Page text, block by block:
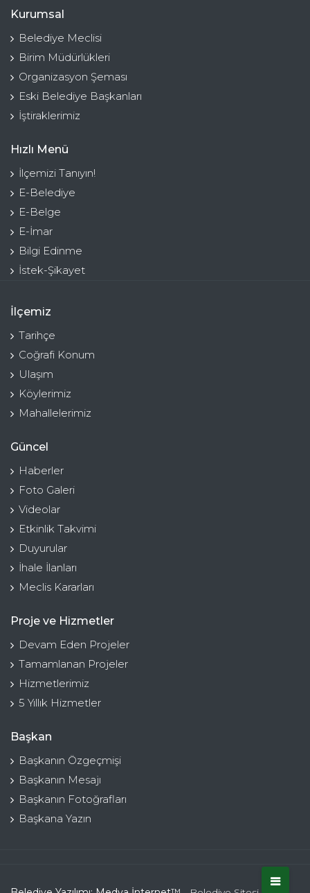
Kurumsal
Belediye Meclisi
Birim Müdürlükleri
Organizasyon Şeması
Eski Belediye Başkanları
İştiraklerimiz
Hızlı Menü
İlçemizi Tanıyın!
E-Belediye
E-Belge
E-İmar
Bilgi Edinme
İstek-Şikayet
İlçemiz
Tarihçe
Coğrafi Konum
Ulaşım
Köylerimiz
Mahallelerimiz
Güncel
Haberler
Foto Galeri
Videolar
Etkinlik Takvimi
Duyurular
İhale İlanları
Meclis Kararları
Proje ve Hizmetler
Devam Eden Projeler
Tamamlanan Projeler
Hizmetlerimiz
5 Yıllık Hizmetler
Başkan
Başkanın Özgeçmişi
Başkanın Mesajı
Başkanın Fotoğrafları
Başkana Yazın